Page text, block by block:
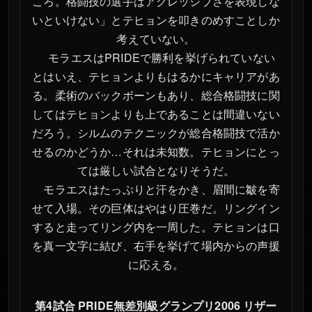
いといけない」とテヒョンを叩きのめすことしか
考えていない。
モラエスはPRIDEで勝利を挙げられていない
とはいえ、テヒョンよりもはるかにキャリアがあ
る。柔術のバックボーンもあり、総合格闘技に関
してはテヒョンよりも上であることは間違いない
だろう。シルムのテクニックが総合格闘技で活か
せるのかどうか…それは未知数。テヒョンにとっ
ては厳しい試合となりそうだ。
モラエスはたっぷりと汗をかき、眉間に皺を寄
せて入場。その巨体はやはり圧巻だ。リングイン
すると走ってリング内を一周した。テヒョンは口
を真一文字に結び、右手を挙げて場内からの声援
に応える。
第4試合 PRIDE無差別級グランプリ2006 リザー